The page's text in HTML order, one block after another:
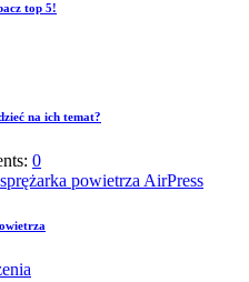
top 5!
na ich temat?
0